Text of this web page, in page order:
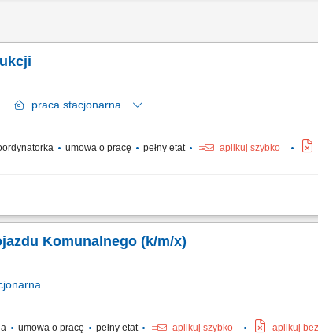
praca stacjonarna
umowa o pracę pełny etat aplikuj szybko
prawidłowego funkcjonowania powierzonego obszaru pracy zgodnie
Komunalnego (k/m/x)
umowa o pracę pełny etat aplikuj szybko aplikuj